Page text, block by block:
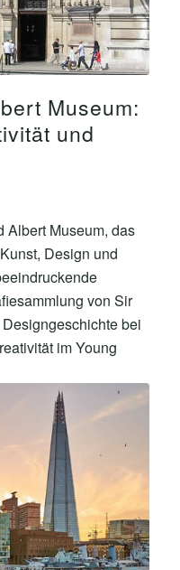
Museum:
und
Albert Museum, das
Design und
von Sir
bei
im Young